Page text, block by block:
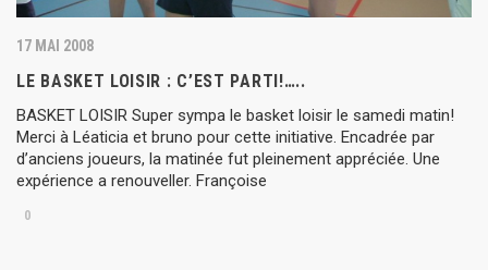
17 MAI 2008
LE BASKET LOISIR : C’EST PARTI!…..
BASKET LOISIR Super sympa le basket loisir le samedi matin!
Merci à Léaticia et bruno pour cette initiative. Encadrée par
d’anciens joueurs, la matinée fut pleinement appréciée. Une
expérience a renouveller. Françoise
0